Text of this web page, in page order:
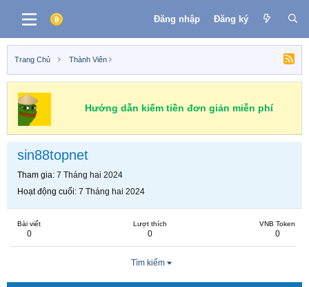
Đăng nhập Đăng ký
Trang Chủ Thành Viên
Hướng dẫn kiếm tiền đơn giản miễn phí
sin88topnet
Tham gia 7 Tháng hai 2024
Hoạt động cuối 7 Tháng hai 2024
Bài viết
0
Lượt thích
0
VNB Token
0
Tìm kiếm